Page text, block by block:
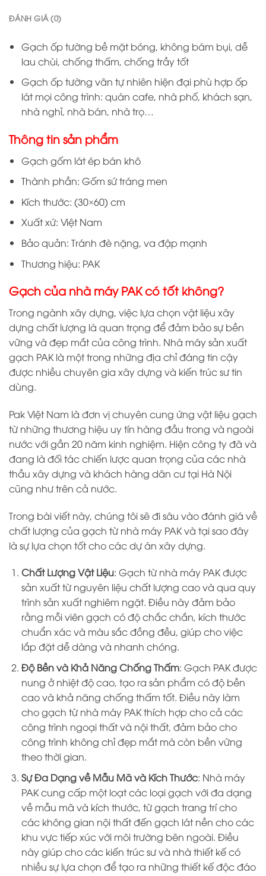
ĐÁNH GIÁ (0)
Gạch ốp tường bề mặt bóng, không bám bụi, dễ
lau chùi, chống thấm, chống trầy tốt
Gạch ốp tường vân tự nhiên hiện đại phù hợp ốp
lát mọi công trình: quán cafe, nhà phố, khách sạn,
nhà nghỉ, nhà bán, nhà trọ…
Thông tin sản phẩm
Gạch gốm lát ép bán khô
Thành phần: Gốm sứ tráng men
Kích thước: (30×60) cm
Xuất xứ: Việt Nam
Bảo quản: Tránh đè nặng, va đập mạnh
Thương hiệu: PAK
Gạch của nhà máy PAK có tốt không?
Trong ngành xây dựng, việc lựa chọn vật liệu xây
dựng chất lượng là quan trọng để đảm bảo sự bền
vững và đẹp mắt của công trình. Nhà máy sản xuất
gạch PAK là một trong những địa chỉ đáng tin cậy
được nhiều chuyên gia xây dựng và kiến trúc sư tin
dùng.
Pak Việt Nam là đơn vị chuyên cung ứng vật liệu gạch
từ những thương hiệu uy tín hàng đầu trong và ngoài
nước với gần 20 năm kinh nghiệm. Hiện công ty đã và
đang là đối tác chiến lược quan trọng của các nhà
thầu xây dựng và khách hàng dân cư tại Hà Nội
cũng như trên cả nước.
Trong bài viết này, chúng tôi sẽ đi sâu vào đánh giá về
chất lượng của gạch từ nhà máy PAK và tại sao đây
là sự lựa chọn tốt cho các dự án xây dựng.
Chất Lượng Vật Liệu: Gạch từ nhà máy PAK được
sản xuất từ nguyên liệu chất lượng cao và qua quy
trình sản xuất nghiêm ngặt. Điều này đảm bảo
rằng mỗi viên gạch có độ chắc chắn, kích thước
chuẩn xác và màu sắc đồng đều, giúp cho việc
lắp đặt dễ dàng và nhanh chóng.
Độ Bền và Khả Năng Chống Thấm: Gạch PAK được
nung ở nhiệt độ cao, tạo ra sản phẩm có độ bền
cao và khả năng chống thấm tốt. Điều này làm
cho gạch từ nhà máy PAK thích hợp cho cả các
công trình ngoại thất và nội thất, đảm bảo cho
công trình không chỉ đẹp mắt mà còn bền vững
theo thời gian.
Sự Đa Dạng về Mẫu Mã và Kích Thước: Nhà máy
PAK cung cấp một loạt các loại gạch với đa dạng
về mẫu mã và kích thước, từ gạch trang trí cho
các không gian nội thất đến gạch lát nền cho các
khu vực tiếp xúc với môi trường bên ngoài. Điều
này giúp cho các kiến trúc sư và nhà thiết kế có
nhiều sự lựa chọn để tạo ra những thiết kế độc đáo